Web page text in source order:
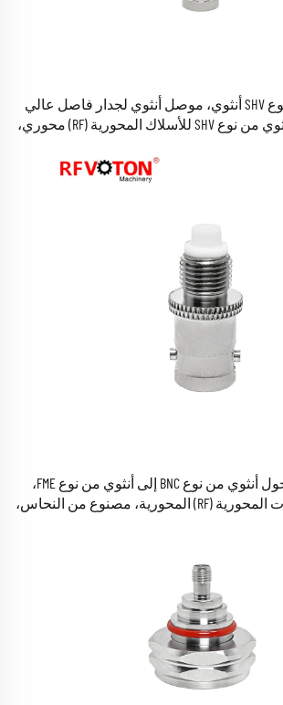
محول مصنع من نوع SHV أنثوي، موصل أنثوي لجدار فاصل عالي
الجهد إلى موصل أنثوي من نوع SHV للأسلاك المحورية (RF) محوري،
تزويد المصنع بمحول أنثوي من نوع BNC إلى أنثوي من نوع FME،
موصل أنثوي للكابلات المحورية (RF) المحورية، مصنوع من النحاس،